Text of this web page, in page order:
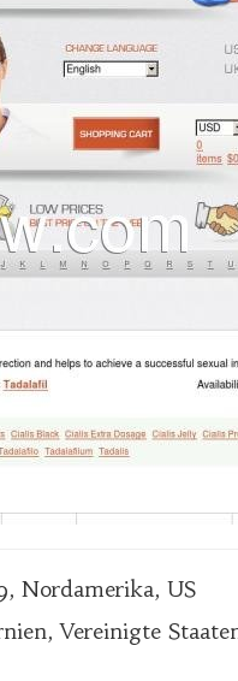
Nordamerika, US
Vereinigte